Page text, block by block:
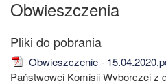
Obwieszczenia
Obwieszczenie -
Państwowej Komisji Wyborczej z